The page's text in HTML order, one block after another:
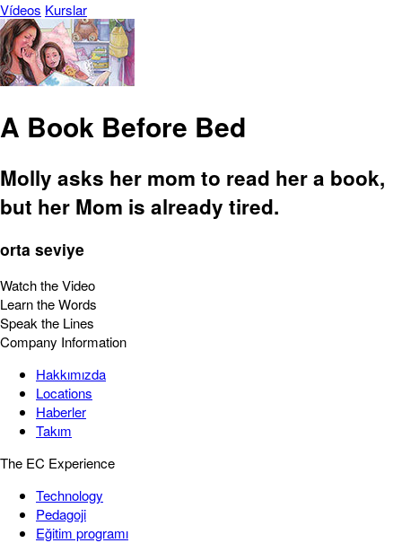
Vídeos Kurslar
A Book Before Bed
Molly asks her mom to read her a book,
but her Mom is already tired.
orta seviye
Watch the Video
Learn the Words
Speak the Lines
Company Information
Hakkımızda
Locations
Haberler
Takım
The EC Experience
Technology
Pedagoji
Eğitim programı